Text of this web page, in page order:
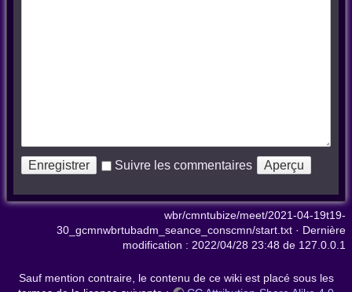
Suivre les commentaires
wbr/cmntubize/meet/2021-04-19t19-
30_gcmnwbrtubadm_seance_conscmn/start.txt · Dernière
modification : 2022/04/28 23:48 de 127.0.0.1
Sauf mention contraire, le contenu de ce wiki est placé sous les